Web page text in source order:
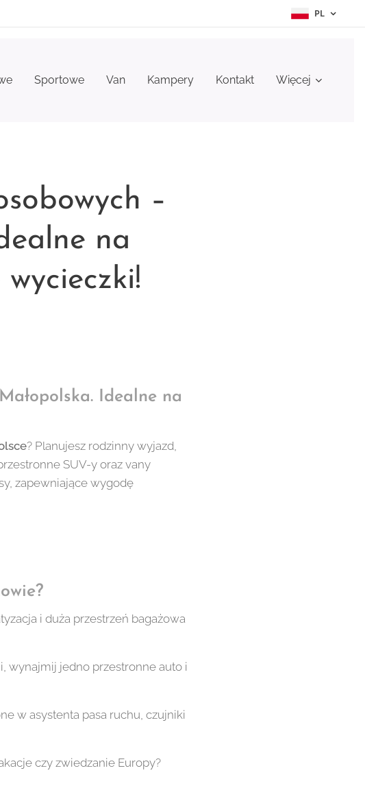
PL
Sportowe Van Kampery Kontakt Więcej
–
na
Idealne na
? Planujesz rodzinny wyjazd,
SUV-y oraz vany
zapewniające wygodę
i duża przestrzeń bagażowa
wynajmij jedno przestronne auto i
w asystenta pasa ruchu, czujniki
czy zwiedzanie Europy?